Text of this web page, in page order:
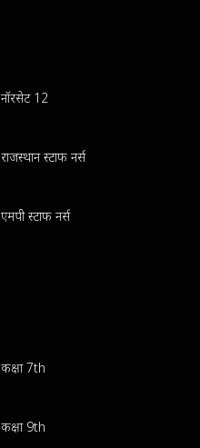
नॉरसेट 12
राजस्थान स्टाफ नर्स
एमपी स्टाफ नर्स
कक्षा 7th
कक्षा 9th